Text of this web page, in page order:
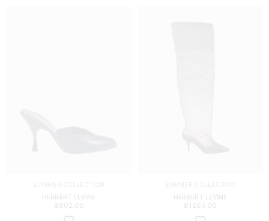
HERBERT LEVINE
$ 802.00
HERBERT LEVINE
$ 1263.00